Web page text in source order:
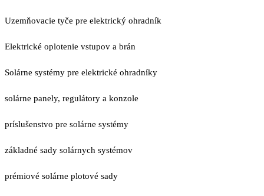
Uzemňovacie tyče pre elektrický ohradník
Elektrické oplotenie vstupov a brán
Solárne systémy pre elektrické ohradníky
solárne panely, regulátory a konzole
príslušenstvo pre solárne systémy
základné sady solárnych systémov
prémiové solárne plotové sady